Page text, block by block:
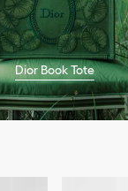
Dior Book Tote